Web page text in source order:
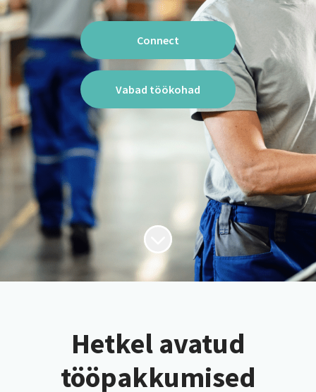
Connect
Vabad töökohad
Kerige sisu juurde
Hetkel avatud
tööpakkumised